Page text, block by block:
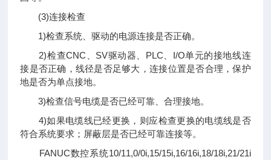
(3)连接检查
1)检查系统、驱动的电源连接是否正确。
2)检查CNC、SV驱动器、PLC、I/O单元的接地线连
接是否正确，线径是否足够大，连接位置是否合理，保护
地是否为单点接地。
3)检查信号电缆是否已经可靠、合理接地。
4)如果电缆线已经更换，则应检查更换的电缆线是否
符合系统要求；屏蔽层是否已经可靠连接等。
FANUC数控系统10/11,0/0i,15/15i,16/16i,18/18i,21/21i